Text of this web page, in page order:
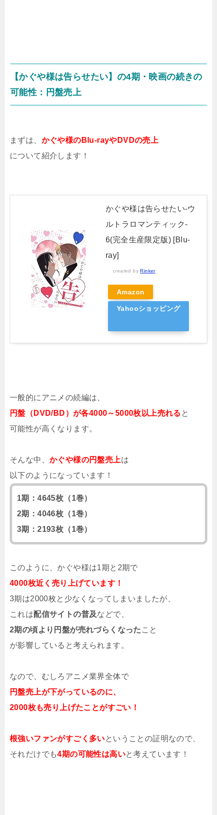
【かぐや様は告らせたい】の4期・映画の続きの
可能性：円盤売上
まずは、 かぐや様のBlu-rayやDVDの売上
について紹介します！
かぐや様は告らせたい-ウ
ルトラロマンティック-
6(完全生産限定版) [Blu-
ray]
created byRinker
Amazon
Yahooショッピング
一般的にアニメの続編は、
円盤（DVD/BD）が各4000～5000枚以上売れる と
可能性が高くなります。
そんな中、 かぐや様の円盤売上は
以下のようになっています！
1期：4645枚（1巻）
2期：4046枚（1巻）
3期：2193枚（1巻）
このように、かぐや様は1期と2期で
4000枚近く売り上げています！
3期は2000枚と少なくなってしまいましたが、
これは配信サイトの普及などで、
2期の頃より円盤が売れづらくなった こと
が影響していると考えられます。
なので、むしろアニメ業界全体で
円盤売上が下がっているのに、
2000枚も売り上げたことがすごい！
根強いファンがすごく多いということの証明なので、
それだけでも4期の可能性は高いと考えています！